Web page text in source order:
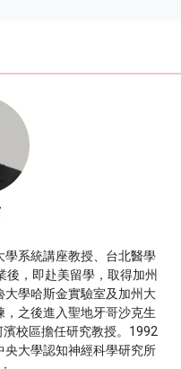
系統講座教授、台北醫學
，即赴美留學，取得加州
大學哈斯金實驗室及加州大
之後進入聖地牙哥沙克生
校區擔任研究教授。1992
大學認知神經科學研究所